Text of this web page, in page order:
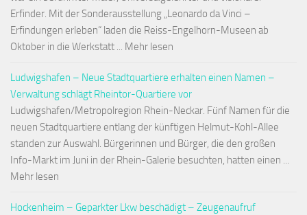
Erfinder. Mit der Sonderausstellung „Leonardo da Vinci –
Erfindungen erleben“ laden die Reiss-Engelhorn-Museen ab
Oktober in die Werkstatt ... Mehr lesen
Ludwigshafen – Neue Stadtquartiere erhalten einen Namen –
Verwaltung schlägt Rheintor-Quartiere vor
Ludwigshafen/Metropolregion Rhein-Neckar. Fünf Namen für die
neuen Stadtquartiere entlang der künftigen Helmut-Kohl-Allee
standen zur Auswahl. Bürgerinnen und Bürger, die den großen
Info-Markt im Juni in der Rhein-Galerie besuchten, hatten einen ...
Mehr lesen
Hockenheim – Geparkter Lkw beschädigt – Zeugenaufruf